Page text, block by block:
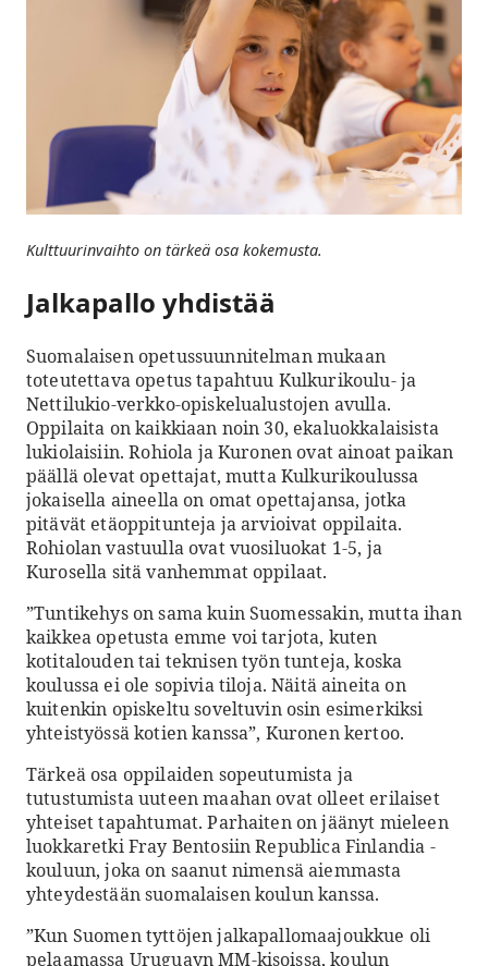
Kulttuurinvaihto on tärkeä osa kokemusta.
Jalkapallo yhdistää
Suomalaisen opetussuunnitelman mukaan
toteutettava opetus tapahtuu Kulkurikoulu- ja
Nettilukio-verkko-opiskelualustojen avulla.
Oppilaita on kaikkiaan noin 30, ekaluokkalaisista
lukiolaisiin. Rohiola ja Kuronen ovat ainoat paikan
päällä olevat opettajat, mutta Kulkurikoulussa
jokaisella aineella on omat opettajansa, jotka
pitävät etäoppitunteja ja arvioivat oppilaita.
Rohiolan vastuulla ovat vuosiluokat 1-5, ja
Kurosella sitä vanhemmat oppilaat.
”Tuntikehys on sama kuin Suomessakin, mutta ihan
kaikkea opetusta emme voi tarjota, kuten
kotitalouden tai teknisen työn tunteja, koska
koulussa ei ole sopivia tiloja. Näitä aineita on
kuitenkin opiskeltu soveltuvin osin esimerkiksi
yhteistyössä kotien kanssa”, Kuronen kertoo.
Tärkeä osa oppilaiden sopeutumista ja
tutustumista uuteen maahan ovat olleet erilaiset
yhteiset tapahtumat. Parhaiten on jäänyt mieleen
luokkaretki Fray Bentosiin Republica Finlandia -
kouluun, joka on saanut nimensä aiemmasta
yhteydestään suomalaisen koulun kanssa.
”Kun Suomen tyttöjen jalkapallomaajoukkue oli
pelaamassa Uruguayn MM-kisoissa, koulun